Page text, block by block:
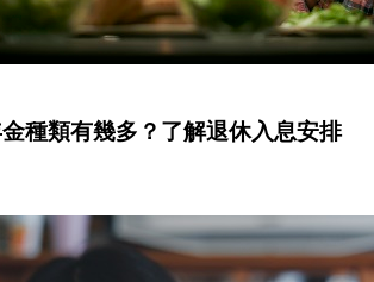
種類有幾多？了解退休入息安排